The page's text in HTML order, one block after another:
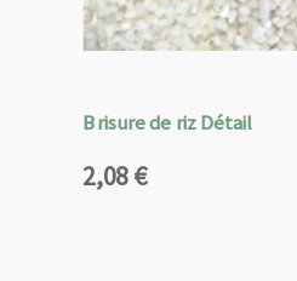
Brisure de riz Détail
2,08€